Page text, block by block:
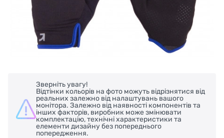
Зверніть увагу!
Відтінки кольорів на фото можуть відрізнятися від
реальних залежно від налаштувань вашого
монітора. Залежно від наявності компонентів та
інших факторів, виробник може змінювати
комплектацію, технічні характеристики та
елементи дизайну без попереднього
попередження.